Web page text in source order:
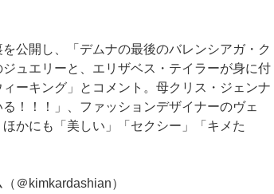
公開し、「デムナの最後のバレンシアガ・ク
ュエリーと、エリザベス・テイラーが身に付
ーキング」とコメント。母クリス・ジェンナ
！！！」、ファッションデザイナーのヴェ
かにも「美しい」「セクシー」「キメた
＠kimkardashian）